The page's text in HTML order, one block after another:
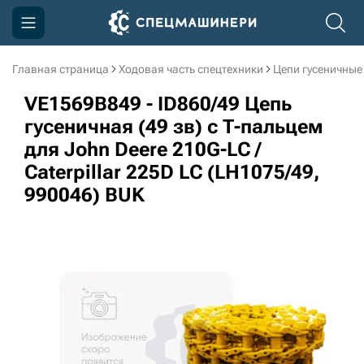
Главная страница Ходовая часть спецтехники Цепи гусеничные
VE1569B849 - ID860/49 Цепь
гусеничная (49 зв) c Т-пальцем
для John Deere 210G-LC /
Caterpillar 225D LC (LH1075/49,
990046) BUK
Компания
Акции
Доставка и оплата
Информация
sksale@skdst.ru